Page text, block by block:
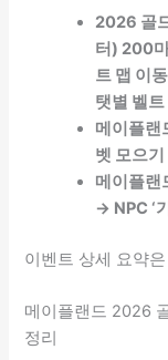
2026 골
터) 200
트 맵 이
탯별 벨트
메이플랜
벳 모으기
메이플랜
→ NPC ‘
이벤트 상세 요약
메이플랜드 2026
정리